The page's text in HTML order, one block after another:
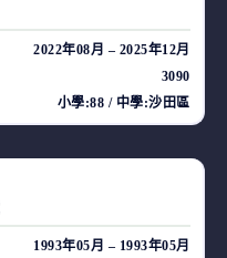
2022年08月 – 2025年12月
3090
小學:88 / 中學:沙田區
1993年05月 – 1993年05月